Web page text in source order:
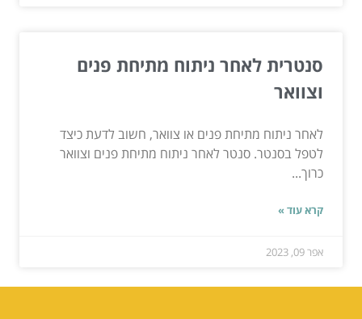
סנטרית לאחר ניתוח מתיחת פנים
וצוואר
לאחר ניתוח מתיחת פנים או צוואר, חשוב לדעת כיצד
לטפל בסנטר. סנטר לאחר ניתוח מתיחת פנים וצוואר
כרוך...
קרא עוד »
אפר 09, 2023